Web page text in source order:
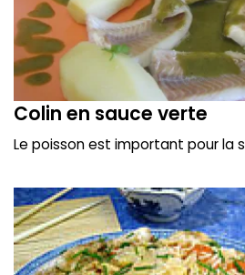
Colin en sauce verte
Le poisson est important pour la